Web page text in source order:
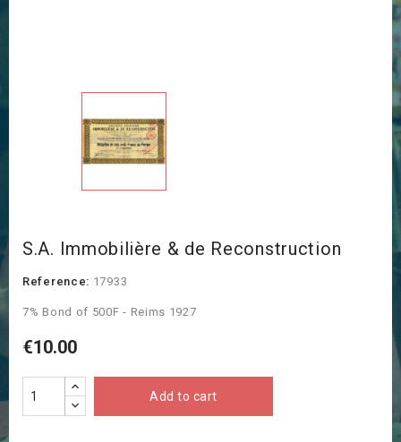
S.A. Immobilière & de Reconstruction
Reference: 17933
7% Bond of 500F - Reims 1927
€10.00
Add to cart